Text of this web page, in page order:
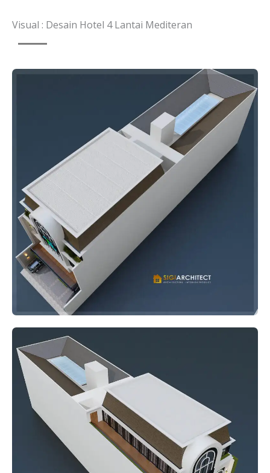
Visual : Desain Hotel 4 Lantai Mediteran